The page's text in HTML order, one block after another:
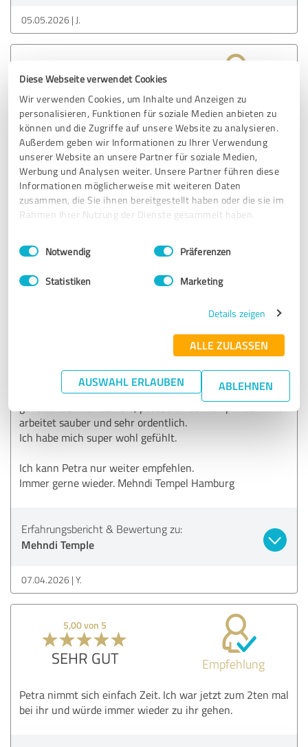
Diese Webseite verwendet Cookies
Wir verwenden Cookies, um Inhalte und Anzeigen zu
personalisieren, Funktionen für soziale Medien anbieten zu
können und die Zugriffe auf unsere Website zu analysieren.
Außerdem geben wir Informationen zu Ihrer Verwendung
unserer Website an unsere Partner für soziale Medien,
Werbung und Analysen weiter. Unsere Partner führen diese
Informationen möglicherweise mit weiteren Daten
zusammen, die Sie ihnen bereitgestellt haben oder die sie im
Rahmen Ihrer Nutzung der Dienste gesammelt haben.
Impressum Datenschutzbestimmungen
Einwilligungsauswahl
Notwendig Präferenzen
Statistiken Marketing
Details zeigen
ALLE ZULASSEN
AUSWAHL ERLAUBEN ABLEHNEN
05.05.2026 J.
SEHR GUT Empfehlung
Petra hat sich viel Zeit genommen um uns aufzuklären, die
Tätowierung zu besprechen und sehr gut beraten wie das
finale Design aussehen soll. Alles hat unsere besten
Erwartungen getroffen. Danke
Mehndi Temple
15.04.2026 Hongmei & M.
Empfehlung
Ich wurde herzlich aufgenommen und super Beraten, Petra
arbeitet sauber und sehr ordentlich.
Ich habe mich super wohl gefühlt.
Ich kann Petra nur weiter empfehlen.
Immer gerne wieder. Mehndi Tempel Hamburg
Erfahrungsbericht & Bewertung zu:
Mehndi Temple
07.04.2026 Y.
5,00 von 5
SEHR GUT Empfehlung
Petra nimmt sich einfach Zeit. Ich war jetzt zum 2ten mal
bei ihr und würde immer wieder zu ihr gehen.